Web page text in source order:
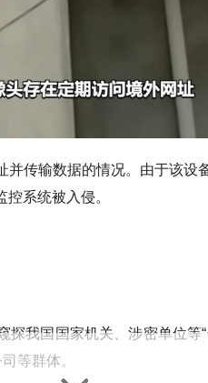
传输数据的情况。由于该设
系统被入侵。
我国国家机关、涉密单位等
等群体。